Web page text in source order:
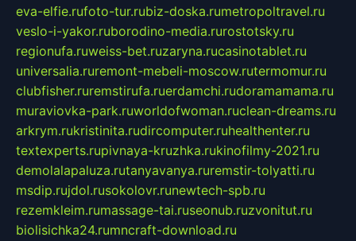
eva-elfie.rufoto-tur.rubiz-doska.rumetropoltravel.ru
veslo-i-yakor.ruborodino-media.rurostotsky.ru
regionufa.ruweiss-bet.ruzaryna.rucasinotablet.ru
universalia.ruremont-mebeli-moscow.rutermomur.ru
clubfisher.ruremstirufa.ruerdamchi.rudoramamama.ru
muraviovka-park.ruworldofwoman.ruclean-dreams.ru
arkrym.rukristinita.rudircomputer.ruhealthenter.ru
textexperts.rupivnaya-kruzhka.rukinofilmy-2021.ru
demolalapaluza.rutanyavanya.ruremstir-tolyatti.ru
msdip.rujdol.rusokolovr.runewtech-spb.ru
rezemkleim.rumassage-tai.ruseonub.ruzvonitut.ru
biolisichka24.rumncraft-download.ru